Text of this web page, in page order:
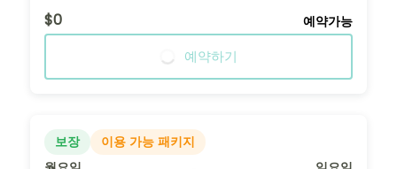
$0
예약가능
예약하기
보장
이용 가능 패키지